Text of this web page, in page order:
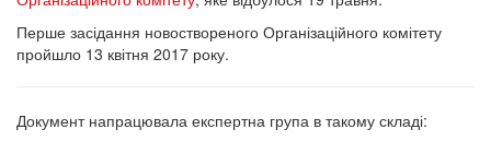
Перше засідання новоствореного Організаційного комітету
пройшло 13 квітня 2017 року.
Документ напрацювала експертна група в такому складі: